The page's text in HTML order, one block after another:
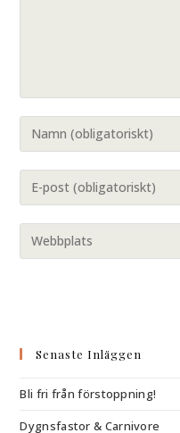
Senaste Inläggen
Bli fri från förstoppning!
Dygnsfastor & Carnivore